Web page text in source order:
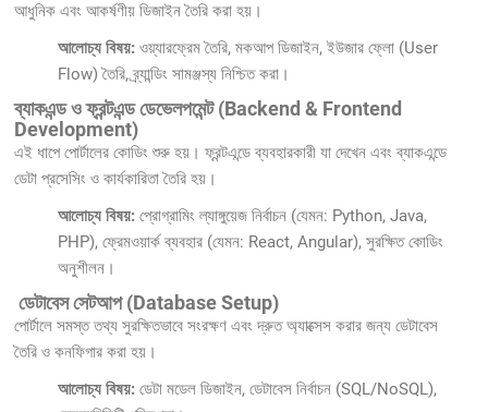
আধুনিক এবং আকর্ষণীয় ডিজাইন তৈরি করা হয়।
আলোচ্য বিষয়: ওয়্যারফ্রেম তৈরি, মকআপ ডিজাইন, ইউজার ফ্লো (User
Flow) তৈরি, ব্র্যান্ডিং সামঞ্জস্য নিশ্চিত করা।
ব্যাকএন্ড ও ফ্রন্টএন্ড ডেভেলপমেন্ট (Backend & Frontend
Development)
এই ধাপে পোর্টালের কোডিং শুরু হয়। ফ্রন্টএন্ডে ব্যবহারকারী যা দেখেন এবং ব্যাকএন্ডে
ডেটা প্রসেসিং ও কার্যকারিতা তৈরি হয়।
আলোচ্য বিষয়: প্রোগ্রামিং ল্যাঙ্গুয়েজ নির্বাচন (যেমন: Python, Java,
PHP), ফ্রেমওয়ার্ক ব্যবহার (যেমন: React, Angular), সুরক্ষিত কোডিং
অনুশীলন।
ডেটাবেস সেটআপ (Database Setup)
পোর্টালে সমস্ত তথ্য সুরক্ষিতভাবে সংরক্ষণ এবং দ্রুত অ্যাক্সেস করার জন্য ডেটাবেস
তৈরি ও কনফিগার করা হয়।
আলোচ্য বিষয়: ডেটা মডেল ডিজাইন, ডেটাবেস নির্বাচন (SQL/NoSQL),